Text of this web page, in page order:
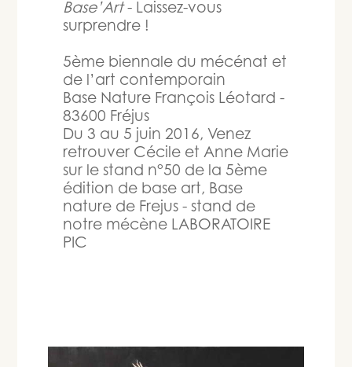
Base’Art- Laissez-vous
surprendre !
5ème biennale du mécénat et
de l’art contemporain
Base Nature François Léotard -
83600 Fréjus
Du 3 au 5 juin 2016, Venez
retrouver Cécile et Anne Marie
sur le stand n°50 de la 5ème
édition de base art, Base
nature de Frejus - stand de
notre mécène LABORATOIRE
PIC